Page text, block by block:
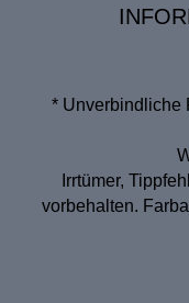
* Unverbindliche
Irrtümer,
vorbehalten.